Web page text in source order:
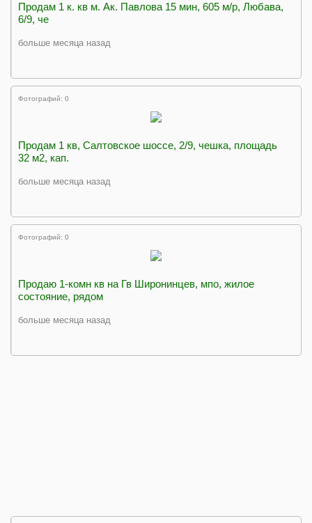
Продам 1 к. кв м. Ак. Павлова 15 мин, 605 м/р, Любава,
6/9, че
больше месяца назад
Фотографий: 0
Продам 1 кв, Салтовское шоссе, 2/9, чешка, площадь
32 м2, кап.
больше месяца назад
Фотографий: 0
Продаю 1-комн кв на Гв Широнинцев, мпо, жилое
состояние, рядом
больше месяца назад